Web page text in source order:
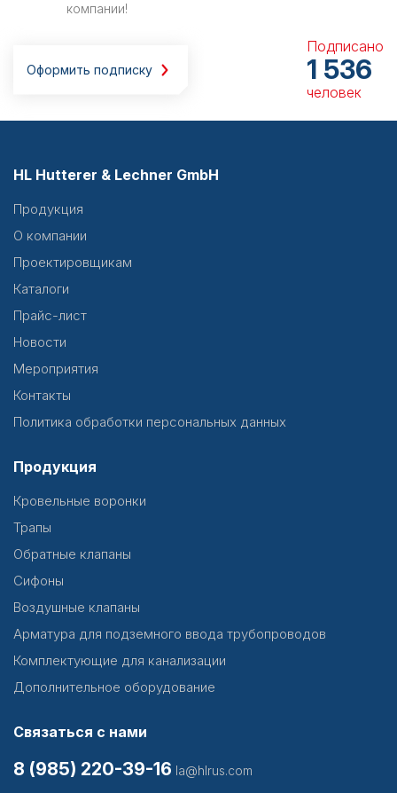
компании!
Оформить подписку
Подписано
1 536
человек
HL Hutterer & Lechner GmbH
Продукция
О компании
Проектировщикам
Каталоги
Прайс-лист
Новости
Мероприятия
Контакты
Политика обработки персональных данных
Продукция
Кровельные воронки
Трапы
Обратные клапаны
Сифоны
Воздушные клапаны
Арматура для подземного ввода трубопроводов
Комплектующие для канализации
Дополнительное оборудование
Связаться с нами
8 (985) 220-39-16 la@hlrus.com